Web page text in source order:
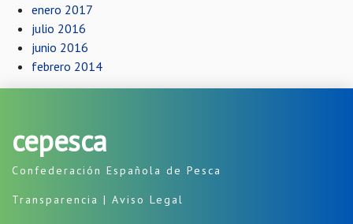
enero 2017
julio 2016
junio 2016
febrero 2014
cepesca
Confederación Española de Pesca
Transparencia | Aviso Legal